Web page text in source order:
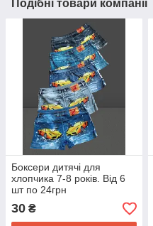
Подібні товари компанії
Боксери дитячі для
хлопчика 7-8 років. Від 6
шт по 24грн
30 ₴